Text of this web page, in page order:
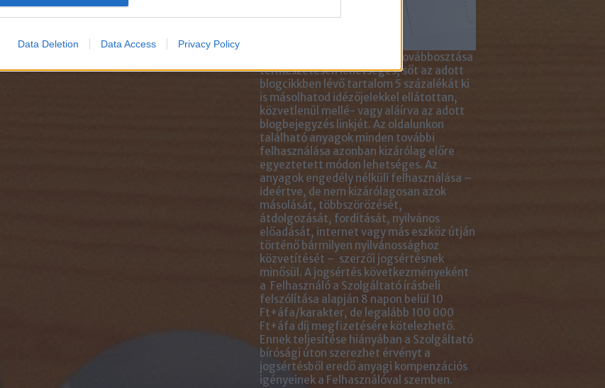
Data Deletion Data Access Privacy Policy
Az anyagok linkkel történő továbbosztása
természetesen lehetséges, sőt az adott
blogcikkben lévő tartalom 5 százalékát ki
is másolhatod idézőjelekkel ellátottan,
közvetlenül mellé- vagy aláírva az adott
blogbejegyzés linkjét. Az oldalunkon
található anyagok minden további
felhasználása azonban kizárólag előre
egyeztetett módon lehetséges. Az
anyagok engedély nélküli felhasználása –
ideértve, de nem kizárólagosan azok
másolását, többszörözését,
átdolgozását, fordítását, nyilvános
előadását, internet vagy más eszköz útján
történő bármilyen nyilvánossághoz
közvetítését – szerzői jogsértésnek
minősül. A jogsértés következményeként
a Felhasználó a Szolgáltató írásbeli
felszólítása alapján 8 napon belül 10
Ft+áfa/karakter, de legalább 100 000
Ft+áfa díj megfizetésére kötelezhető.
Ennek teljesítése hiányában a Szolgáltató
bírósági úton szerezhet érvényt a
jogsértésből eredő anyagi kompenzációs
igényeinek a Felhasználóval szemben.